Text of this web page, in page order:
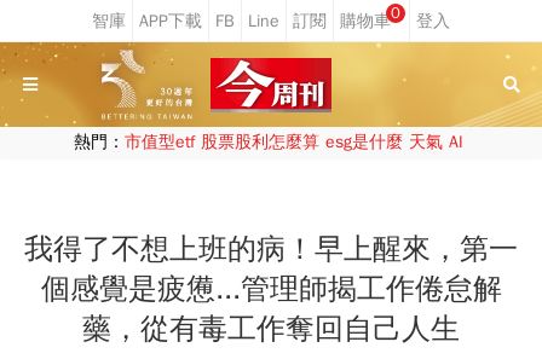
0
熱門： 市值型etf 股票股利怎麼算 esg是什麼 天氣 AI
我得了不想上班的病！早上醒來，第一
個感覺是疲憊...管理師揭工作倦怠解
藥，從有毒工作奪回自己人生